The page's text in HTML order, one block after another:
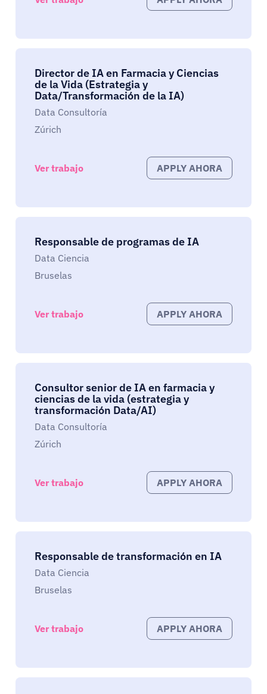
Director de IA en Farmacia y Ciencias
de la Vida (Estrategia y
Data/Transformación de la IA)
Data Consultoría
Zúrich
Ver trabajo APPLY AHORA
Responsable de programas de IA
Data Ciencia
Bruselas
Ver trabajo APPLY AHORA
Consultor senior de IA en farmacia y
ciencias de la vida (estrategia y
transformación Data/AI)
Data Consultoría
Zúrich
Ver trabajo APPLY AHORA
Responsable de transformación en IA
Data Ciencia
Bruselas
Ver trabajo APPLY AHORA